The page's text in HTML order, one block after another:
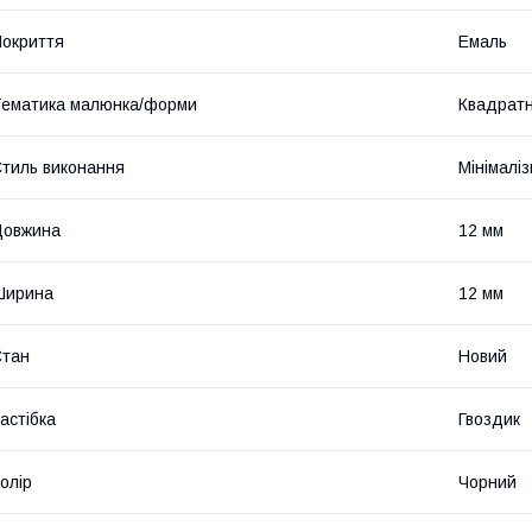
Емаль
малюнка/форми
виконання
12 мм
12 мм
Новий
Гвоздик
Чорний